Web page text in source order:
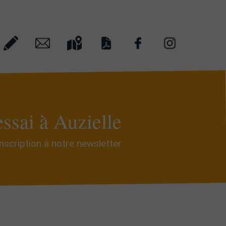
à Auzielle
à notre newsletter